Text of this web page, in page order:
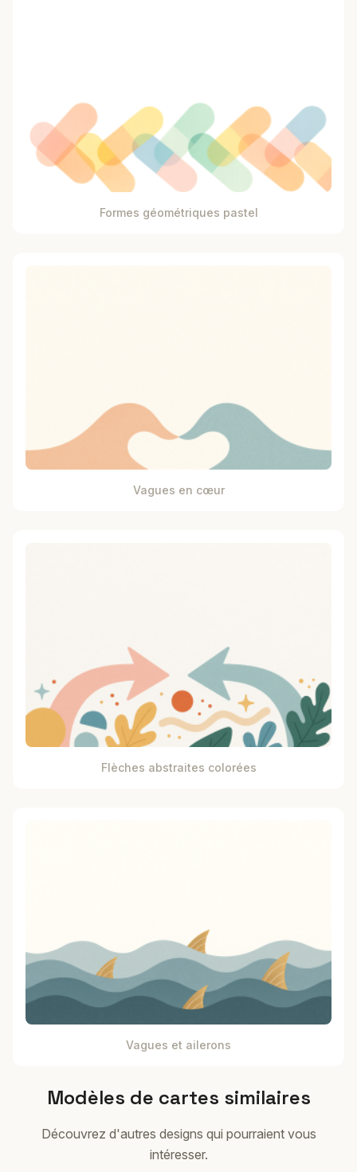
Formes géométriques pastel
Vagues en cœur
Flèches abstraites colorées
Vagues et ailerons
Modèles de cartes similaires
Découvrez d'autres designs qui pourraient vous
intéresser.